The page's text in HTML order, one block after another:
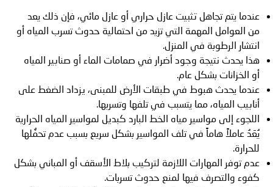
عندما يتم تجاهل تثبيت عازل حراري أو عازل مائي، فإن ذلك يعد
من العوامل المهمة التي تزيد من احتمالية حدوث تسرب المياه أو
انتشار الرطوبة في المنزل.
هذا يحدث نتيجة وجود أضرار في صمامات الماء أو صنابير المياه
أو الخزانات بشكل عام.
عندما يحدث هبوط في طبقات الأرض للمبنى، يزداد الضغط على
أنابيب المياه، مما يتسبب في تلفها وتسربها.
اللجوء إلى مواسير مياه الخط البارد كبديل لمواسير المياه الحرارية
يُعَدُ عاملاً هاماً في تلف المواسير بشكل سريع بسبب عدم تحمُّلها
للحرارة.
عدم توفر المهارات اللازمة لتركيب بلاط الأسقف أو المباني بشكل
كفوء والتصرف فيها لمنع حدوث تسربات.